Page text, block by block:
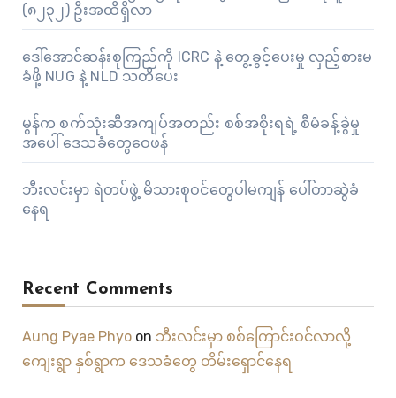
(၈၂၃၂) ဦးအထိရှိလာ
ဒေါ်အောင်ဆန်းစုကြည်ကို ICRC နဲ့ တွေ့ခွင့်ပေးမှု လှည့်စားမ
ခံဖို့ NUG နဲ့ NLD သတိပေး
မွန်က စက်သုံးဆီအကျပ်အတည်း စစ်အစိုးရရဲ့ စီမံခန့်ခွဲမှု
အပေါ် ဒေသခံတွေဝေဖန်
ဘီးလင်းမှာ ရဲတပ်ဖွဲ့ မိသားစုဝင်တွေပါမကျန် ပေါ်တာဆွဲခံ
နေရ
Recent Comments
Aung Pyae Phyoon ဘီးလင်းမှာ စစ်ကြောင်းဝင်လာလို့
ကျေးရွာ နှစ်ရွာက ဒေသခံတွေ တိမ်းရှောင်နေရ